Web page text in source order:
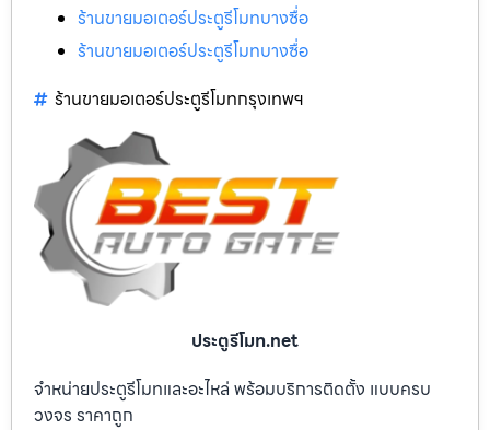
ร้านขายมอเตอร์ประตูรีโมทบางซื่อ
ร้านขายมอเตอร์ประตูรีโมทบางซื่อ
ร้านขายมอเตอร์ประตูรีโมทกรุงเทพฯ
ประตูรีโมท.net
จำหน่ายประตูรีโมทและอะไหล่ พร้อมบริการติดตั้ง แบบครบ
วงจร ราคาถูก